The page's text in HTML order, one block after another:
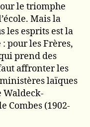
le triomphe
Mais la
les esprits est la
pour les Frères,
prend des
affronter les
laïques
Waldeck-
Combes (1902-